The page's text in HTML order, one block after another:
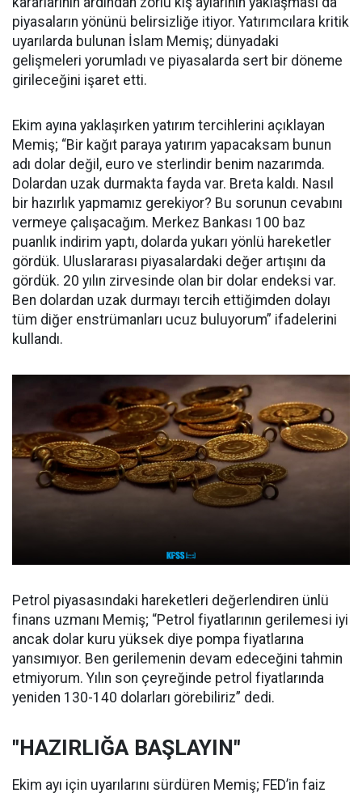
piyasaların yönünü belirsizliğe itiyor. Yatırımcılara kritik
uyarılarda bulunan İslam Memiş; dünyadaki
gelişmeleri yorumladı ve piyasalarda sert bir döneme
girileceğini işaret etti.
Ekim ayına yaklaşırken yatırım tercihlerini açıklayan
Memiş; “Bir kağıt paraya yatırım yapacaksam bunun
adı dolar değil, euro ve sterlindir benim nazarımda.
Dolardan uzak durmakta fayda var. Breta kaldı. Nasıl
bir hazırlık yapmamız gerekiyor? Bu sorunun cevabını
vermeye çalışacağım. Merkez Bankası 100 baz
puanlık indirim yaptı, dolarda yukarı yönlü hareketler
gördük. Uluslararası piyasalardaki değer artışını da
gördük. 20 yılın zirvesinde olan bir dolar endeksi var.
Ben dolardan uzak durmayı tercih ettiğimden dolayı
tüm diğer enstrümanları ucuz buluyorum” ifadelerini
kullandı.
Petrol piyasasındaki hareketleri değerlendiren ünlü
finans uzmanı Memiş; “Petrol fiyatlarının gerilemesi iyi
ancak dolar kuru yüksek diye pompa fiyatlarına
yansımıyor. Ben gerilemenin devam edeceğini tahmin
etmiyorum. Yılın son çeyreğinde petrol fiyatlarında
yeniden 130-140 dolarları görebiliriz” dedi.
"HAZIRLIĞA BAŞLAYIN"
Ekim ayı için uyarılarını sürdüren Memiş; FED’in faiz